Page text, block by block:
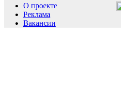
О проекте
Реклама
Вакансии